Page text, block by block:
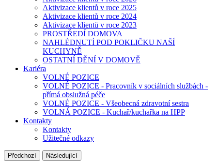
Aktivizace klientů v roce 2025
Aktivizace klientů v roce 2024
Aktivizace klientů v roce 2023
PROSTŘEDÍ DOMOVA
NAHLÉDNUTÍ POD POKLIČKU NAŠÍ
KUCHYNĚ
OSTATNÍ DĚNÍ V DOMOVĚ
Kariéra
VOLNÉ POZICE
VOLNÉ POZICE - Pracovník v sociálních službách -
přímá obslužná péče
VOLNÉ POZICE - Všeobecná zdravotní sestra
VOLNÁ POZICE - Kuchař/kuchařka na HPP
Kontakty
Kontakty
Užitečné odkazy
Předchozí Následující